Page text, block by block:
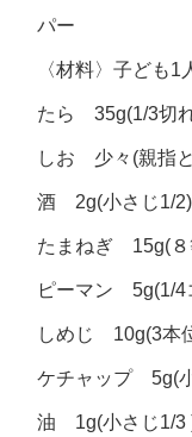
パー
〈材料〉子ども1
たら 35g(1/3切
しお 少々(親指
酒 2g(小さじ1/2)
たまねぎ 15g(８
ピーマン 5g(1/4
しめじ 10g(3本
ケチャップ 5g(
油 1g(小さじ1/3